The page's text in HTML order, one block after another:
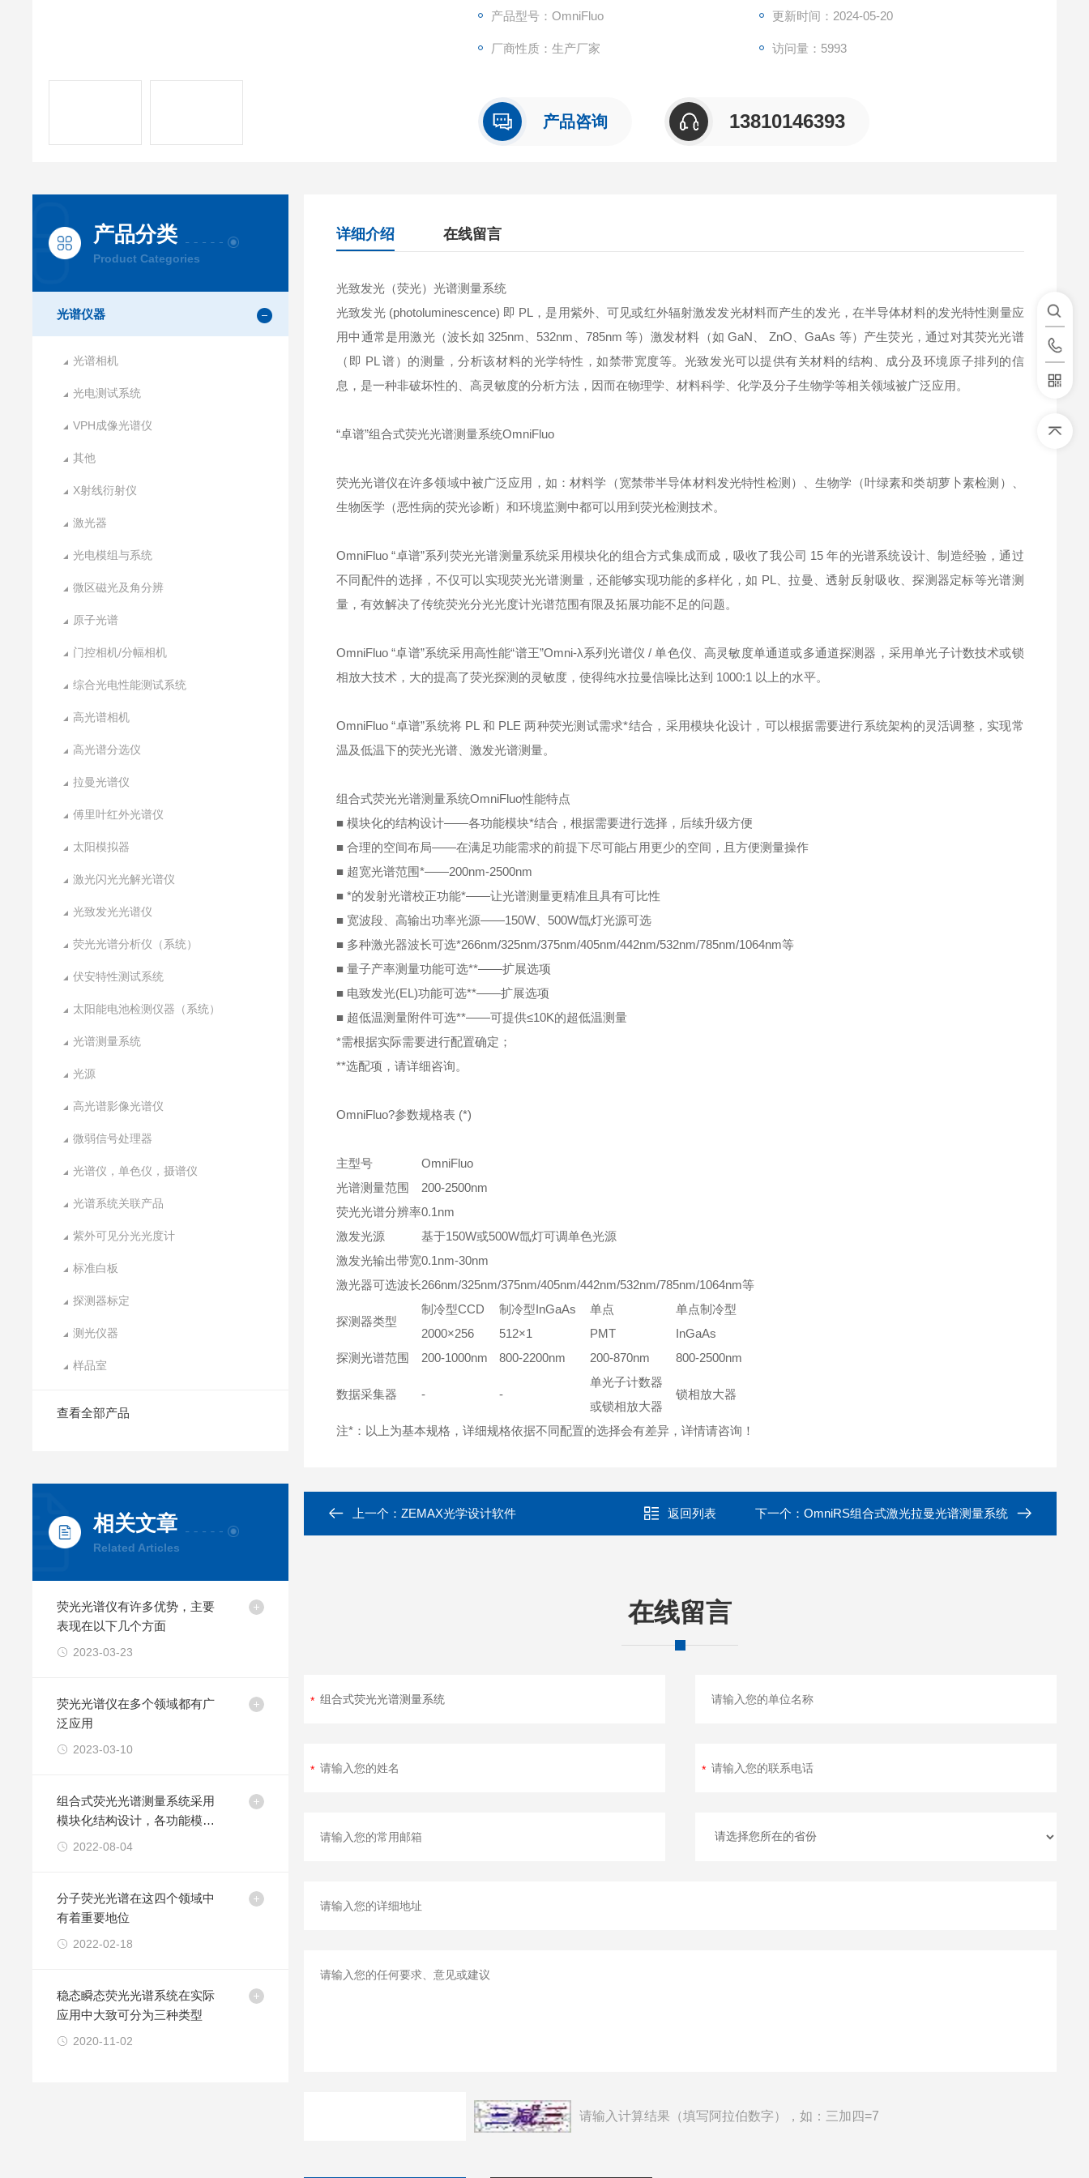
产品型号：OmniFluo 更新时间：2024-05-20
厂商性质：生产厂家 访问量：5993
产品咨询 13810146393
产品分类
Product Categories
光谱仪器
光谱相机
光电测试系统
VPH成像光谱仪
其他
X射线衍射仪
激光器
光电模组与系统
微区磁光及角分辨
原子光谱
门控相机/分幅相机
综合光电性能测试系统
高光谱相机
高光谱分选仪
拉曼光谱仪
傅里叶红外光谱仪
太阳模拟器
激光闪光光解光谱仪
光致发光光谱仪
荧光光谱分析仪（系统）
伏安特性测试系统
太阳能电池检测仪器（系统）
光谱测量系统
光源
高光谱影像光谱仪
微弱信号处理器
光谱仪，单色仪，摄谱仪
光谱系统关联产品
紫外可见分光光度计
标准白板
探测器标定
测光仪器
样品室
查看全部产品
相关文章
Related Articles
荧光光谱仪有许多优势，主要
表现在以下几个方面
2023-03-23
荧光光谱仪在多个领域都有广
泛应用
2023-03-10
组合式荧光光谱测量系统采用
模块化结构设计，各功能模块
相结合2022-08-04
分子荧光光谱在这四个领域中
有着重要地位
2022-02-18
稳态瞬态荧光光谱系统在实际
应用中大致可分为三种类型
2020-11-02
详细介绍 在线留言
光致发光（荧光）光谱测量系统
光致发光 (photoluminescence) 即 PL，是用紫外、可见或红外辐射激发发光材料而产生的发光，在半导体材料的发光特性测量应
用中通常是用激光（波长如 325nm、532nm、785nm 等）激发材料（如 GaN、 ZnO、GaAs 等）产生荧光，通过对其荧光光谱
（即 PL 谱）的测量，分析该材料的光学特性，如禁带宽度等。光致发光可以提供有关材料的结构、成分及环境原子排列的信
息，是一种非破坏性的、高灵敏度的分析方法，因而在物理学、材料科学、化学及分子生物学等相关领域被广泛应用。
“卓谱”组合式荧光光谱测量系统OmniFluo
荧光光谱仪在许多领域中被广泛应用，如：材料学（宽禁带半导体材料发光特性检测）、生物学（叶绿素和类胡萝卜素检测）、
生物医学（恶性病的荧光诊断）和环境监测中都可以用到荧光检测技术。
OmniFluo “卓谱”系列荧光光谱测量系统采用模块化的组合方式集成而成，吸收了我公司 15 年的光谱系统设计、制造经验，通过
不同配件的选择，不仅可以实现荧光光谱测量，还能够实现功能的多样化，如 PL、拉曼、透射反射吸收、探测器定标等光谱测
量，有效解决了传统荧光分光光度计光谱范围有限及拓展功能不足的问题。
OmniFluo “卓谱”系统采用高性能“谱王”Omni-λ系列光谱仪 / 单色仪、高灵敏度单通道或多通道探测器，采用单光子计数技术或锁
相放大技术，大的提高了荧光探测的灵敏度，使得纯水拉曼信噪比达到 1000:1 以上的水平。
OmniFluo “卓谱”系统将 PL 和 PLE 两种荧光测试需求*结合，采用模块化设计，可以根据需要进行系统架构的灵活调整，实现常
温及低温下的荧光光谱、激发光谱测量。
组合式荧光光谱测量系统OmniFluo性能特点
■ 模块化的结构设计——各功能模块*结合，根据需要进行选择，后续升级方便
■ 合理的空间布局——在满足功能需求的前提下尽可能占用更少的空间，且方便测量操作
■ 超宽光谱范围*——200nm-2500nm
■ *的发射光谱校正功能*——让光谱测量更精准且具有可比性
■ 宽波段、高输出功率光源——150W、500W氙灯光源可选
■ 多种激光器波长可选*266nm/325nm/375nm/405nm/442nm/532nm/785nm/1064nm等
■ 量子产率测量功能可选**——扩展选项
■ 电致发光(EL)功能可选**——扩展选项
■ 超低温测量附件可选**——可提供≤10K的超低温测量
*需根据实际需要进行配置确定；
**选配项，请详细咨询。
OmniFluo?参数规格表 (*)
主型号
OmniFluo
光谱测量范围
200-2500nm
荧光光谱分辨率0.1nm
激发光源
基于150W或500W氙灯可调单色光源
激发光输出带宽0.1nm-30nm
激光器可选波长266nm/325nm/375nm/405nm/442nm/532nm/785nm/1064nm等
探测器类型
制冷型CCD
2000×256
制冷型InGaAs
512×1
单点
PMT
单点制冷型
InGaAs
探测光谱范围
200-1000nm 800-2200nm 200-870nm 800-2500nm
数据采集器 - -
单光子计数器
或锁相放大器
锁相放大器
注*：以上为基本规格，详细规格依据不同配置的选择会有差异，详情请咨询！
上一个：ZEMAX光学设计软件 返回列表 下一个： OmniRS组合式激光拉曼光谱测量系统
在线留言
请输入计算结果（填写阿拉伯数字），如：三加四=7